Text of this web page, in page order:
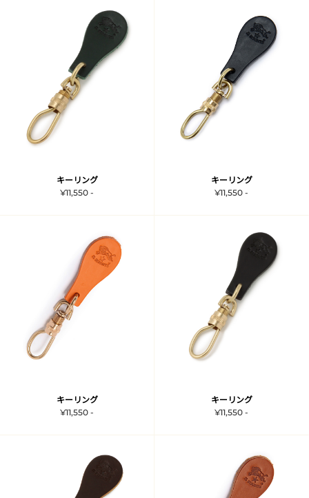
キーリング
¥11,550 -
キーリング
¥11,550 -
キーリング
¥11,550 -
キーリング
¥11,550 -